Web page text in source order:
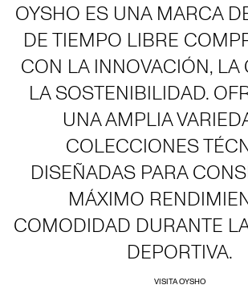
OYSHO ES UNA MARCA
DE TIEMPO LIBRE
CON LA INNOVACIÓN, LA
LA SOSTENIBILIDAD.
UNA AMPLIA
COLECCIONES
DISEÑADAS PARA
MÁXIMO
COMODIDAD DURANTE
DEPORTIVA.
VISITA OYSHO